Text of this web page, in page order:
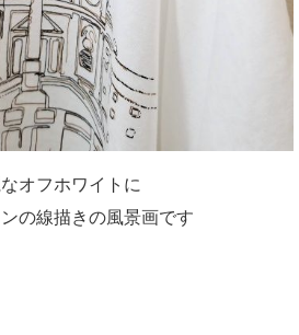
オフホワイトに
の線描きの風景画です